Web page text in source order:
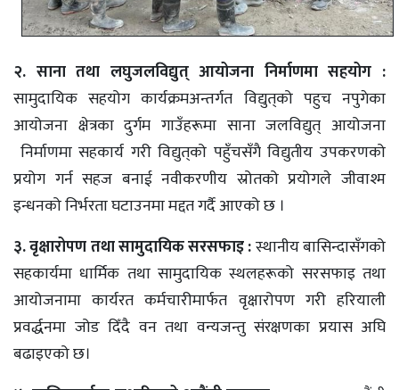
२. साना तथा लघुजलविद्युत्‌ आयोजना निर्माणमा सहयोग :
सामुदायिक सहयोग कार्यक्रमअन्तर्गत विद्युत्‌को पहुच नपुगेका
आयोजना क्षेत्रका दुर्गम गाउँहरूमा साना जलविद्युत्‌ आयोजना
निर्माणमा सहकार्य गरी विद्युत्‌को पहुँचसँगै विद्युतीय उपकरणको
प्रयोग गर्न सहज बनाई नवीकरणीय स्रोतको प्रयोगले जीवाश्म
इन्धनको निर्भरता घटाउनमा मद्दत गर्दै आएको छ ।
३. वृक्षारोपण तथा सामुदायिक सरसफाइ :स्थानीय बासिन्दासँगको
सहकार्यमा धार्मिक तथा सामुदायिक स्थलहरूको सरसफाइ तथा
आयोजनामा कार्यरत कर्मचारीमार्फत वृक्षारोपण गरी हरियाली
प्रवर्द्धनमा जोड दिँदै वन तथा वन्यजन्तु संरक्षणका प्रयास अघि
बढाइएको छ।